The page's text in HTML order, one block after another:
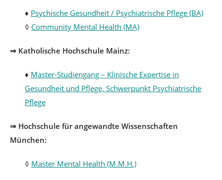
♦ Psychische Gesundheit / Psychiatrische Pflege (BA)
◊ Community Mental Health (MA)
⇒ Katholische Hochschule Mainz:
♦ Master-Studiengang – Klinische Expertise in
Gesundheit und Pflege, Schwerpunkt Psychiatrische
Pflege
⇒ Hochschule für angewandte Wissenschaften
München:
◊ Master Mental Health (M.M.H.)